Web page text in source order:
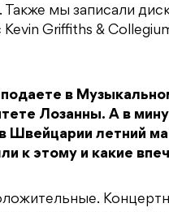
Также мы записали
Kevin Griffiths &
в
Лозанны. А в
Швейцарии летний
к этому и какие